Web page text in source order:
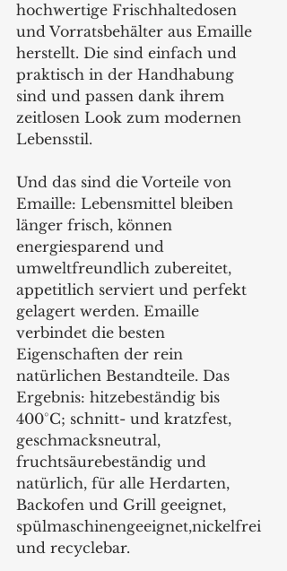
hochwertige Frischhaltedosen
und Vorratsbehälter aus Emaille
herstellt. Die sind einfach und
praktisch in der Handhabung
sind und passen dank ihrem
zeitlosen Look zum modernen
Lebensstil.
Und das sind die Vorteile von
Emaille: Lebensmittel bleiben
länger frisch, können
energiesparend und
umweltfreundlich zubereitet,
appetitlich serviert und perfekt
gelagert werden. Emaille
verbindet die besten
Eigenschaften der rein
natürlichen Bestandteile. Das
Ergebnis: hitzebeständig bis
400°C; schnitt- und kratzfest,
geschmacksneutral,
fruchtsäurebeständig und
natürlich, für alle Herdarten,
Backofen und Grill geeignet,
spülmaschinengeeignet,nickelfrei
und recyclebar.